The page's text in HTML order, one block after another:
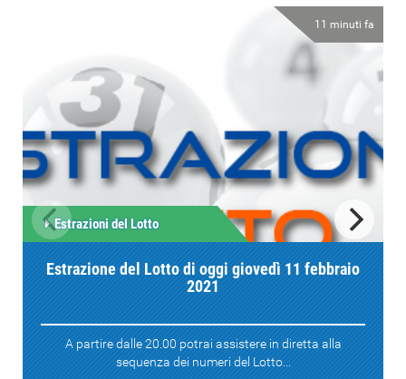
11 minuti fa
Estrazioni del Lotto
Estrazione del Lotto di oggi giovedì 11 febbraio
2021
A partire dalle 20.00 potrai assistere in diretta alla
sequenza dei numeri del Lotto...